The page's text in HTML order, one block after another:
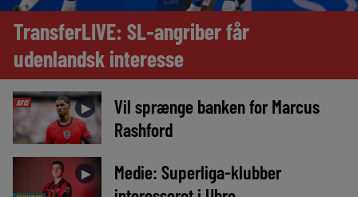
TransferLIVE: SL-angriber får
udenlandsk interesse
AVIS ►
Vil sprænge banken for Marcus
Rashford
►
Medie: Superliga-klubber